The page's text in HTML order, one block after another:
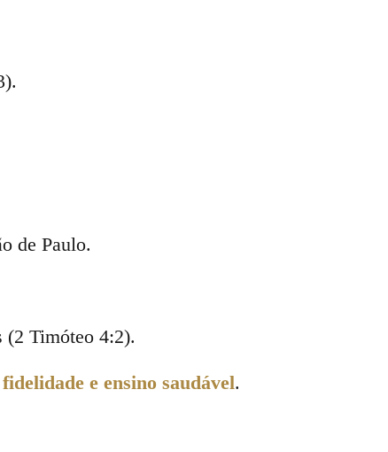
de Paulo.
(2 Timóteo 4:2).
e ensino saudável.